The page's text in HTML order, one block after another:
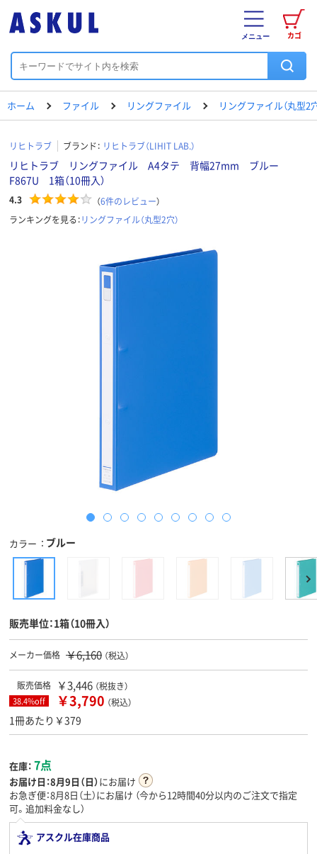
カゴ
メニュー
ホーム ファイル リングファイル リングファイル（丸型2
リヒトラブ ブランド： リヒトラブ（LIHIT LAB.）
リヒトラブ リングファイル A4タテ 背幅27mm ブルー
F867U 1箱（10冊入）
4.3 （6件のレビュー）
ランキングを見る：リングファイル（丸型2穴）
カラー ブルー
販売単位：1箱（10冊入）
メーカー価格 ￥6,160 （税込）
販売価格 ￥3,446 （税抜き）
38.4%off ￥3,790 （税込）
1冊あたり￥379
在庫： 7点
お届け日：8月9日（日）にお届け
お急ぎ便：8月8日（土）にお届け （今から12時間40分以内のご注文で指定
可。追加料金なし）
アスクル在庫商品